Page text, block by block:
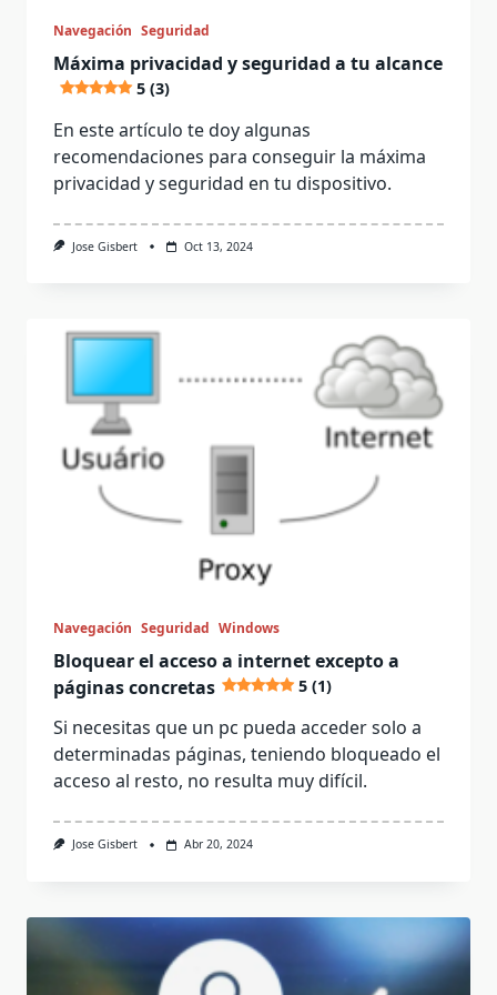
Navegación Seguridad
Máxima privacidad y seguridad a tu alcance
5 (3)
En este artículo te doy algunas
recomendaciones para conseguir la máxima
privacidad y seguridad en tu dispositivo.
Jose Gisbert Oct 13, 2024
Navegación Seguridad Windows
Bloquear el acceso a internet excepto a
páginas concretas
5 (1)
Si necesitas que un pc pueda acceder solo a
determinadas páginas, teniendo bloqueado el
acceso al resto, no resulta muy difícil.
Jose Gisbert Abr 20, 2024